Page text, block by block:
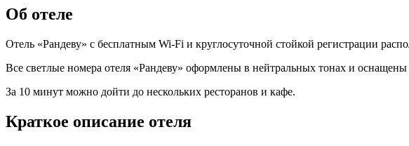
Об отеле
Отель «Рандеву» с бесплатным Wi-Fi и круглосуточной стойкой регистрации
Все светлые номера отеля «Рандеву» оформлены в нейтральных тонах и
За 10 минут можно дойти до нескольких ресторанов и кафе.
Краткое описание отеля